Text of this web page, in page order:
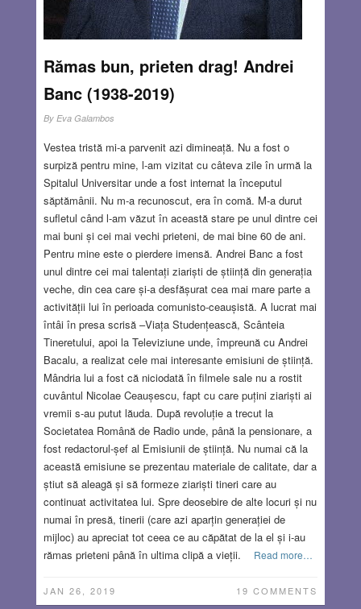
Rămas bun, prieten drag! Andrei
Banc (1938-2019)
By Eva Galambos
Vestea tristă mi-a parvenit azi dimineață. Nu a fost o
surpiză pentru mine, l-am vizitat cu câteva zile în urmă la
Spitalul Universitar unde a fost internat la începutul
săptămânii. Nu m-a recunoscut, era în comă. M-a durut
sufletul când l-am văzut în această stare pe unul dintre cei
mai buni și cei mai vechi prieteni, de mai bine 60 de ani.
Pentru mine este o pierdere imensă. Andrei Banc a fost
unul dintre cei mai talentați ziariști de știință din generația
veche, din cea care și-a desfășurat cea mai mare parte a
activității lui în perioada comunisto-ceaușistă. A lucrat mai
întâi în presa scrisă –Viața Studențească, Scânteia
Tineretului, apoi la Televiziune unde, împreună cu Andrei
Bacalu, a realizat cele mai interesante emisiuni de știință.
Mândria lui a fost că niciodată în filmele sale nu a rostit
cuvântul Nicolae Ceaușescu, fapt cu care puțini ziariști ai
vremii s-au putut lăuda. După revoluție a trecut la
Societatea Română de Radio unde, până la pensionare, a
fost redactorul-șef al Emisiunii de știință. Nu numai că la
această emisiune se prezentau materiale de calitate, dar a
știut să aleagă și să formeze ziariști tineri care au
continuat activitatea lui. Spre deosebire de alte locuri și nu
numai în presă, tinerii (care azi aparțin generației de
mijloc) au apreciat tot ceea ce au căpătat de la el și i-au
rămas prieteni până în ultima clipă a vieții.
Read more…
JAN 26, 2019 19 COMMENTS